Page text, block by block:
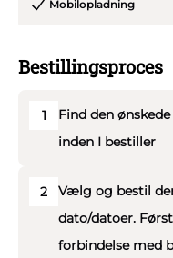
Rengøring er inkl., dog
Vi medbringer strips
medbragte pynt.
Mobilopladning
Bestillingsproces
1
Find den
inden I bestiller
2
Vælg og bestil
dato/datoer.
forbindelse med